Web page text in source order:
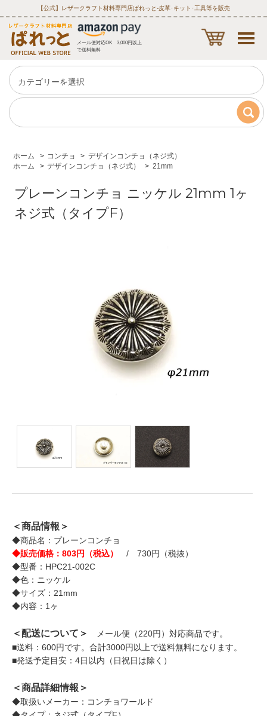
【公式】レザークラフト材料専門店ぱれっと‐皮革･キット･工具等を販売
メール便対応OK 3,000円以上
で送料無料
ホーム > コンチョ > デザインコンチョ（ネジ式）
ホーム
> デザインコンチョ（ネジ式） > 21mm
プレーンコンチョ ニッケル 21mm 1ヶ
ネジ式（タイプF）
＜商品情報＞
◆商品名：プレーンコンチョ
◆販売価格：803円（税込）
/ 730円（税抜）
◆型番：HPC21-002C
◆色：ニッケル
◆サイズ：21mm
◆内容：1ヶ
＜配送について＞
メール便（220円）対応商品です。
■送料：600円です。合計3000円以上で送料無料になります。
■発送予定目安：4日以内（日祝日は除く）
＜商品詳細情報＞
◆取扱いメーカー：コンチョワールド